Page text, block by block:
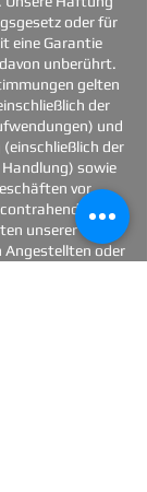
oder für
eine Garantie
unberührt.
gelten
der
und
der
sowie
vor
Sie
unserer
Angestellten oder